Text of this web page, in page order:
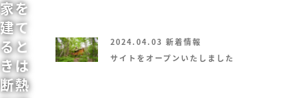
家を
建て
ると
きは
断熱
2024.04.03 新着情報
サイトをオープンいたしました